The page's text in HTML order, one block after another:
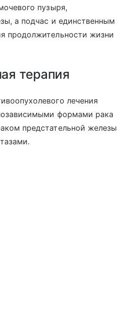
пузыря,
а подчас и единственным
продолжительности жизни
терапия
лечения
формами рака
предстательной железы